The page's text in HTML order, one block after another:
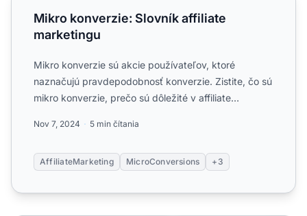
Mikro konverzie: Slovník affiliate
marketingu
Mikro konverzie sú akcie používateľov, ktoré
naznačujú pravdepodobnosť konverzie. Zistite, čo sú
mikro konverzie, prečo sú dôležité v affiliate
Nov 7, 2024 5 min čítania
AffiliateMarketing MicroConversions +3